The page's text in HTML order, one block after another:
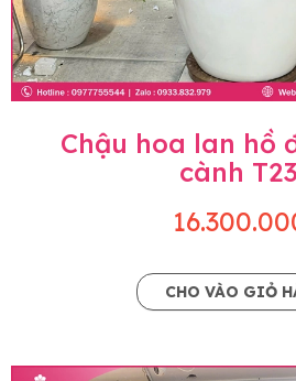
Chậu hoa lan hồ
cành
CHO VÀO GIỎ